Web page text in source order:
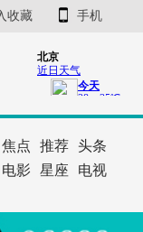
收藏 手机
焦点 推荐 头条
电影 星座 电视